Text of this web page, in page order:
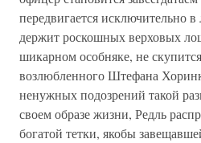
передвигается исключительно
держит роскошных верховых
шикарном особняке, не
возлюбленного Штефана
ненужных подозрений такой
своем образе жизни, Редль
богатой тетки, якобы